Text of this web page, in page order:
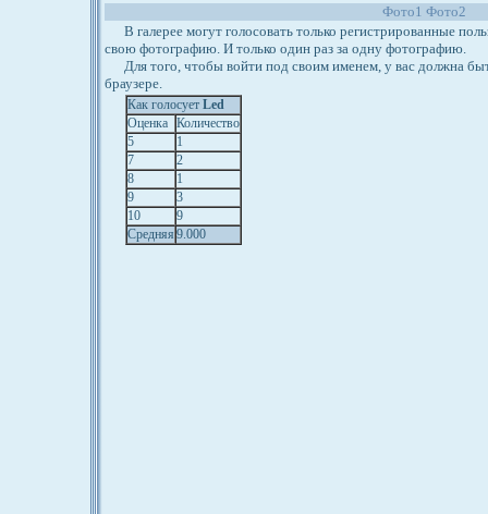
Фото1 Фото2
В галерее могут голосовать только регистрированные
свою фотографию. И только один раз за одну фотографию.
Для того, чтобы войти под своим именем, у вас должна
браузере.
Как голосует Led
Оценка Количество
5
1
7
2
8
1
9
3
10
9
Средняя 9.000